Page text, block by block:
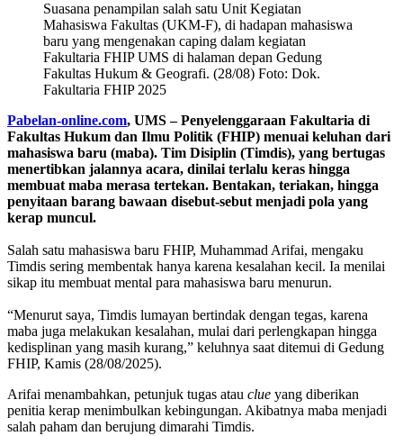
Suasana penampilan salah satu Unit Kegiatan
Mahasiswa Fakultas (UKM-F), di hadapan mahasiswa
baru yang mengenakan caping dalam kegiatan
Fakultaria FHIP UMS di halaman depan Gedung
Fakultas Hukum & Geografi. (28/08) Foto: Dok.
Fakultaria FHIP 2025
Pabelan-online.com, UMS – Penyelenggaraan Fakultaria di
Fakultas Hukum dan Ilmu Politik (FHIP) menuai keluhan dari
mahasiswa baru (maba). Tim Disiplin (Timdis), yang bertugas
menertibkan jalannya acara, dinilai terlalu keras hingga
membuat maba merasa tertekan. Bentakan, teriakan, hingga
penyitaan barang bawaan disebut-sebut menjadi pola yang
kerap muncul.
Salah satu mahasiswa baru FHIP, Muhammad Arifai, mengaku
Timdis sering membentak hanya karena kesalahan kecil. Ia menilai
sikap itu membuat mental para mahasiswa baru menurun.
“Menurut saya, Timdis lumayan bertindak dengan tegas, karena
maba juga melakukan kesalahan, mulai dari perlengkapan hingga
kedisplinan yang masih kurang,” keluhnya saat ditemui di Gedung
FHIP, Kamis (28/08/2025).
Arifai menambahkan, petunjuk tugas atau clue yang diberikan
penitia kerap menimbulkan kebingungan. Akibatnya maba menjadi
salah paham dan berujung dimarahi Timdis.